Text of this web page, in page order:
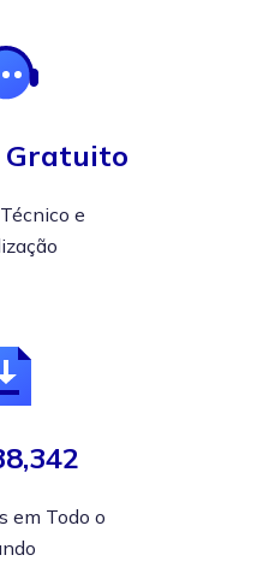
Gratuito
e
em Todo o